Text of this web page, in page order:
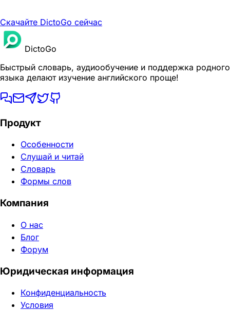
Скачайте DictoGo сейчас
DictoGo
Быстрый словарь, аудиообучение и поддержка родного
языка делают изучение английского проще!
Продукт
Особенности
Слушай и читай
Словарь
Формы слов
Компания
О нас
Блог
Форум
Юридическая информация
Конфиденциальность
Условия